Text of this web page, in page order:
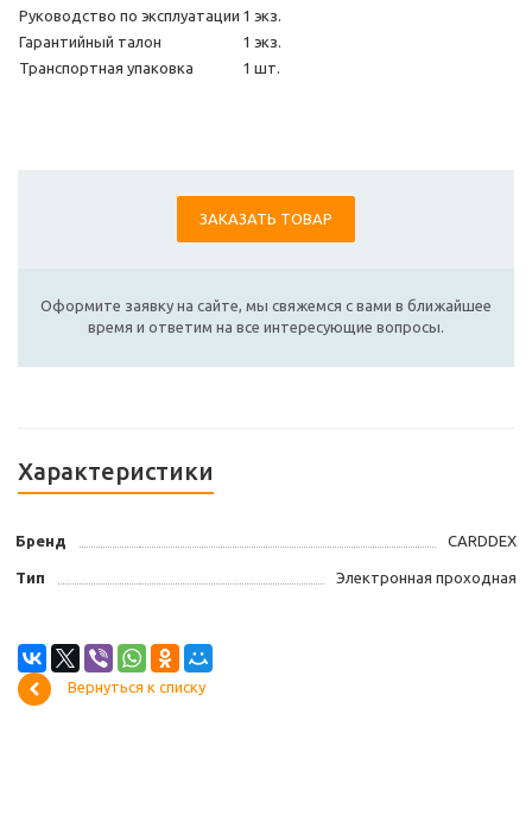
Руководство по эксплуатации 1 экз.
Гарантийный талон
1 экз.
Транспортная упаковка
1 шт.
ЗАКАЗАТЬ ТОВАР
Оформите заявку на сайте, мы свяжемся с вами в ближайшее
время и ответим на все интересующие вопросы.
Характеристики
Бренд CARDDEX
Тип Электронная проходная
Вернуться к списку